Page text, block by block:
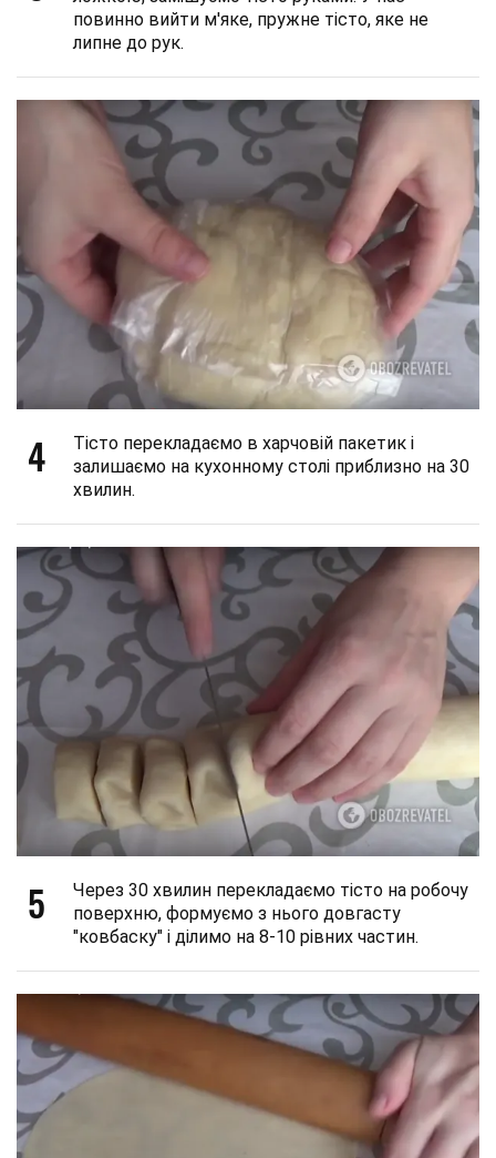
повинно вийти м'яке, пружне тісто, яке не
липне до рук.
4
Тісто перекладаємо в харчовій пакетик і
залишаємо на кухонному столі приблизно на 30
хвилин.
5
Через 30 хвилин перекладаємо тісто на робочу
поверхню, формуємо з нього довгасту
"ковбаску" і ділимо на 8-10 рівних частин.